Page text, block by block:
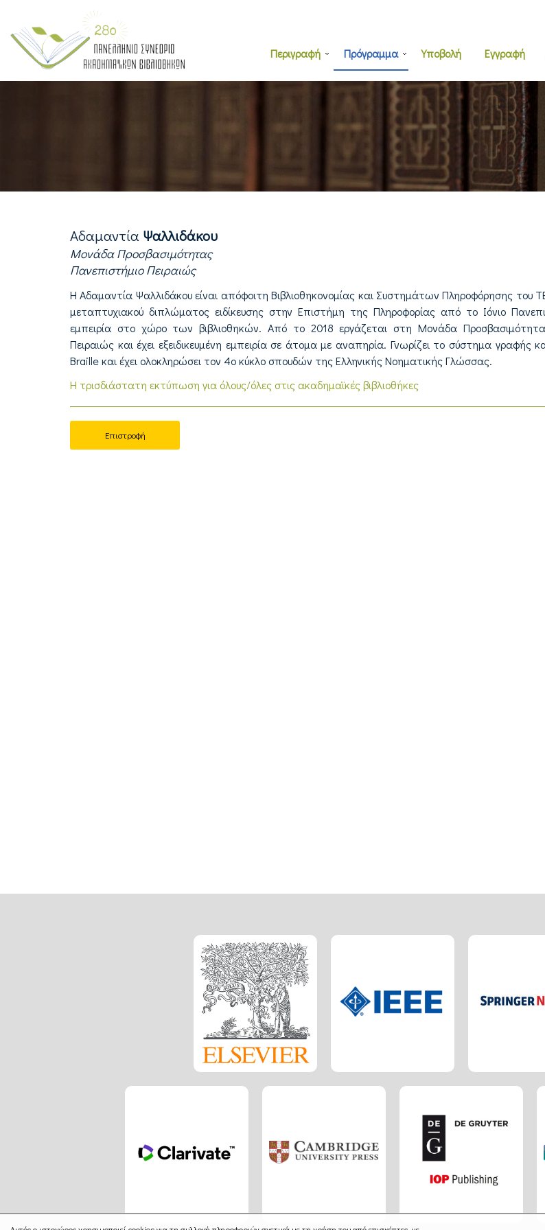
Περιγραφή Πρόγραμμα Υποβολή Εγγραφή
Αδαμαντία Ψαλλιδάκου
Μονάδα Προσβασιμότητας
Πανεπιστήμιο Πειραιώς
Η Αδαμαντία Ψαλλιδάκου είναι απόφοιτη Βιβλιοθηκονομίας και Συστημάτων Πληροφόρησης του
μεταπτυχιακού διπλώματος ειδίκευσης στην Επιστήμη της Πληροφορίας από το Ιόνιο
εμπειρία στο χώρο των βιβλιοθηκών. Από το 2018 εργάζεται στη Μονάδα
Πειραιώς και έχει εξειδικευμένη εμπειρία σε άτομα με αναπηρία. Γνωρίζει το σύστημα
Braille και έχει ολοκληρώσει τον 4ο κύκλο σπουδών της Ελληνικής Νοηματικής Γλώσσας.
Η τρισδιάστατη εκτύπωση για όλους/όλες στις ακαδημαϊκές βιβλιοθήκες
Επιστροφή